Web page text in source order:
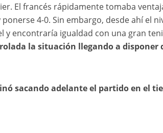
El francés rápidamente tomaba
4-0. Sin embargo, desde ahí el
y encontraría igualdad con una gran
la situación llegando a disponer
sacando adelante el partido en el tie